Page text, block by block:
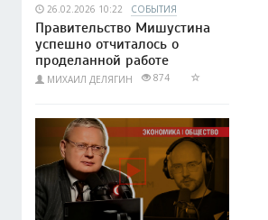
26.02.2026 10:22 СОБЫТИЯ
Правительство Мишустина
успешно отчиталось о
проделанной работе
МИХАИЛ ДЕЛЯГИН 874